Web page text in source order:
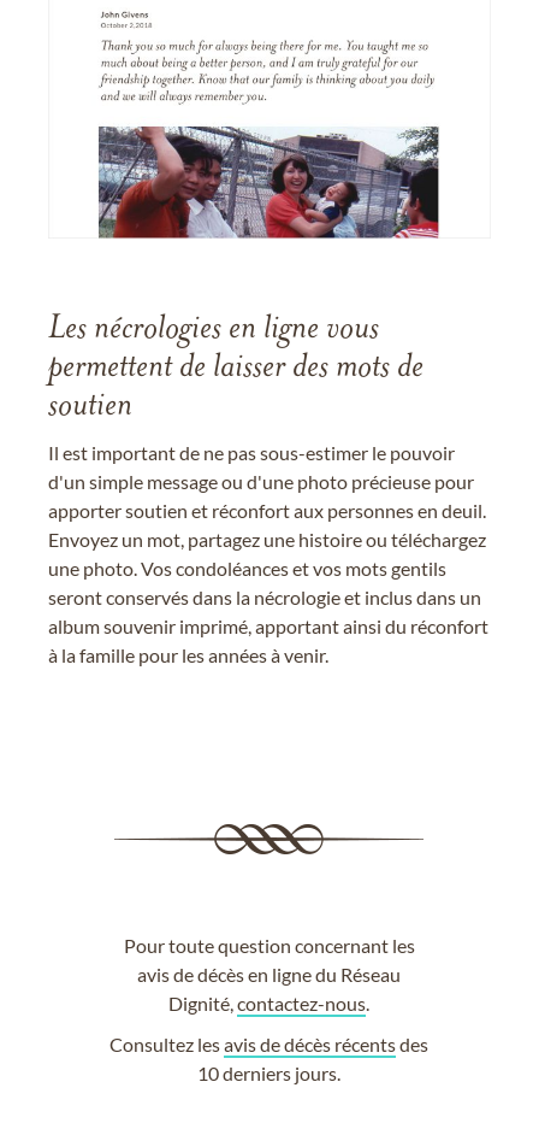
Les nécrologies en ligne vous
permettent de laisser des mots de
soutien
Il est important de ne pas sous-estimer le pouvoir
d'un simple message ou d'une photo précieuse pour
apporter soutien et réconfort aux personnes en deuil.
Envoyez un mot, partagez une histoire ou téléchargez
une photo. Vos condoléances et vos mots gentils
seront conservés dans la nécrologie et inclus dans un
album souvenir imprimé, apportant ainsi du réconfort
à la famille pour les années à venir.
Pour toute question concernant les
avis de décès en ligne du Réseau
Dignité,contactez-nous
Consultez lesavis de décès récentsdes
10 derniers jours.